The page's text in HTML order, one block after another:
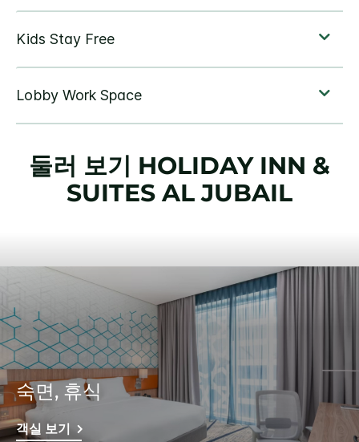
둘러 보기 HOLIDAY INN &
SUITES AL JUBAIL
숙면, 휴식
객실 보기